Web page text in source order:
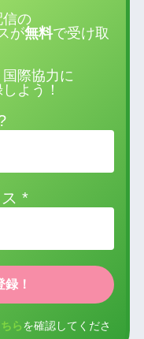
信の
が無料で受け取
際協力に
よう！
*
ら を確認してくださ